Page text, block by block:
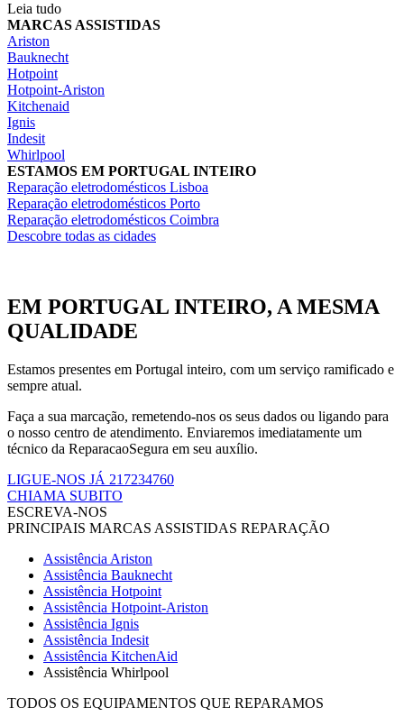
Leia tudo
MARCAS ASSISTIDAS
Ariston
Bauknecht
Hotpoint
Hotpoint-Ariston
Kitchenaid
Ignis
Indesit
Whirlpool
ESTAMOS EM PORTUGAL INTEIRO
Reparação eletrodomésticos Lisboa
Reparação eletrodomésticos Porto
Reparação eletrodomésticos Coimbra
Descobre todas as cidades
EM PORTUGAL INTEIRO, A MESMA
QUALIDADE
Estamos presentes em Portugal inteiro, com um serviço ramificado e
sempre atual.
Faça a sua marcação, remetendo-nos os seus dados ou ligando para
o nosso centro de atendimento. Enviaremos imediatamente um
técnico da ReparacaoSegura em seu auxílio.
LIGUE-NOS JÁ 217234760
CHIAMA SUBITO
ESCREVA-NOS
PRINCIPAIS MARCAS ASSISTIDAS REPARAÇÃO
Assistência Ariston
Assistência Bauknecht
Assistência Hotpoint
Assistência Hotpoint-Ariston
Assistência Ignis
Assistência Indesit
Assistência KitchenAid
Assistência Whirlpool
TODOS OS EQUIPAMENTOS QUE REPARAMOS